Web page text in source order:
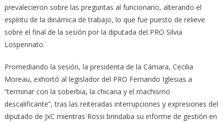
prevalecieron sobre las preguntas al funcionario, alterando el
espíritu de la dinámica de trabajo, lo que fue puesto de relieve
sobre el final de la sesión por la diputada del PRO Silvia
Lospennato.
Promediando la sesión, la presidenta de la Cámara, Cecilia
Moreau, exhortó al legislador del PRO Fernando Iglesias a
“terminar con la soberbia, la chicana y el machismo
descalificante”, tras las reiteradas interrupciones y expresiones del
diputado de JxC mientras Rossi brindaba su informe de gestión en